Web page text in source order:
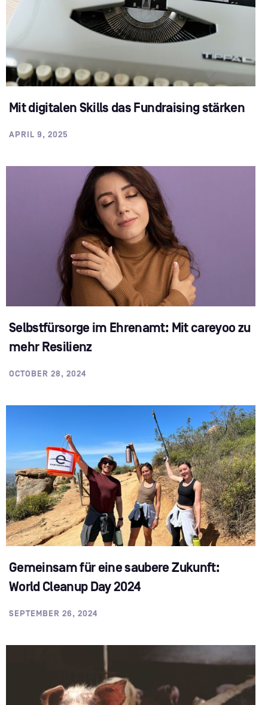
Mit digitalen Skills das Fundraising stärken
APRIL 9, 2025
Selbstfürsorge im Ehrenamt: Mit careyoo zu
mehr Resilienz
OCTOBER 28, 2024
Gemeinsam für eine saubere Zukunft:
World Cleanup Day 2024
SEPTEMBER 26, 2024